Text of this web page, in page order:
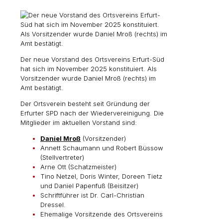
Der neue Vorstand des Ortsvereins Erfurt-Süd
hat sich im November 2025 konstituiert. Als
Vorsitzender wurde Daniel Mroß (rechts) im
Amt bestätigt.
Der Ortsverein besteht seit Gründung der
Erfurter SPD nach der Wiedervereinigung. Die
Mitglieder im aktuellen Vorstand sind:
Daniel Mroß (Vorsitzender)
Annett Schaumann und Robert Büssow
(Stellvertreter)
Arne Ott (Schatzmeister)
Tino Netzel, Doris Winter, Doreen Tietz
und Daniel Papenfuß (Beisitzer)
Schriftführer ist Dr. Carl-Christian
Dressel.
Ehemalige Vorsitzende des Ortsvereins